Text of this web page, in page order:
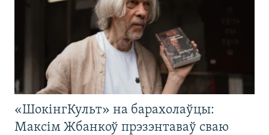
«ШокінгКульт» на барахолаўцы:
Максім Жбанкоў прэзэнтаваў сваю